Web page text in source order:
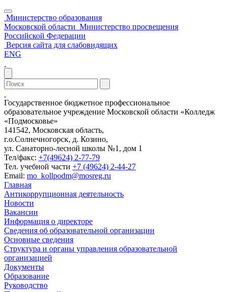
Министерство образования
Московской области Министерство просвещения
Российской Федерации
Версия сайта для слабовидящих
ENG
Государственное бюджетное профессиональное
образовательное учреждение Московской области «Колледж
«Подмосковье»
141542, Московская область,
г.о.Солнечногорск, д. Козино,
ул. Санаторно-лесной школы №1, дом 1
Тел/факс: +7(49624) 2-77-79
Тел. учебной части +7 (49624) 2-44-27
Email: mo_kollpodm@mosreg.ru
Главная
Антикоррупционная деятельность
Новости
Вакансии
Информация о директоре
Сведения об образовательной организации
Основные сведения
Структура и органы управления образовательной
организацией
Документы
Образование
Руководство